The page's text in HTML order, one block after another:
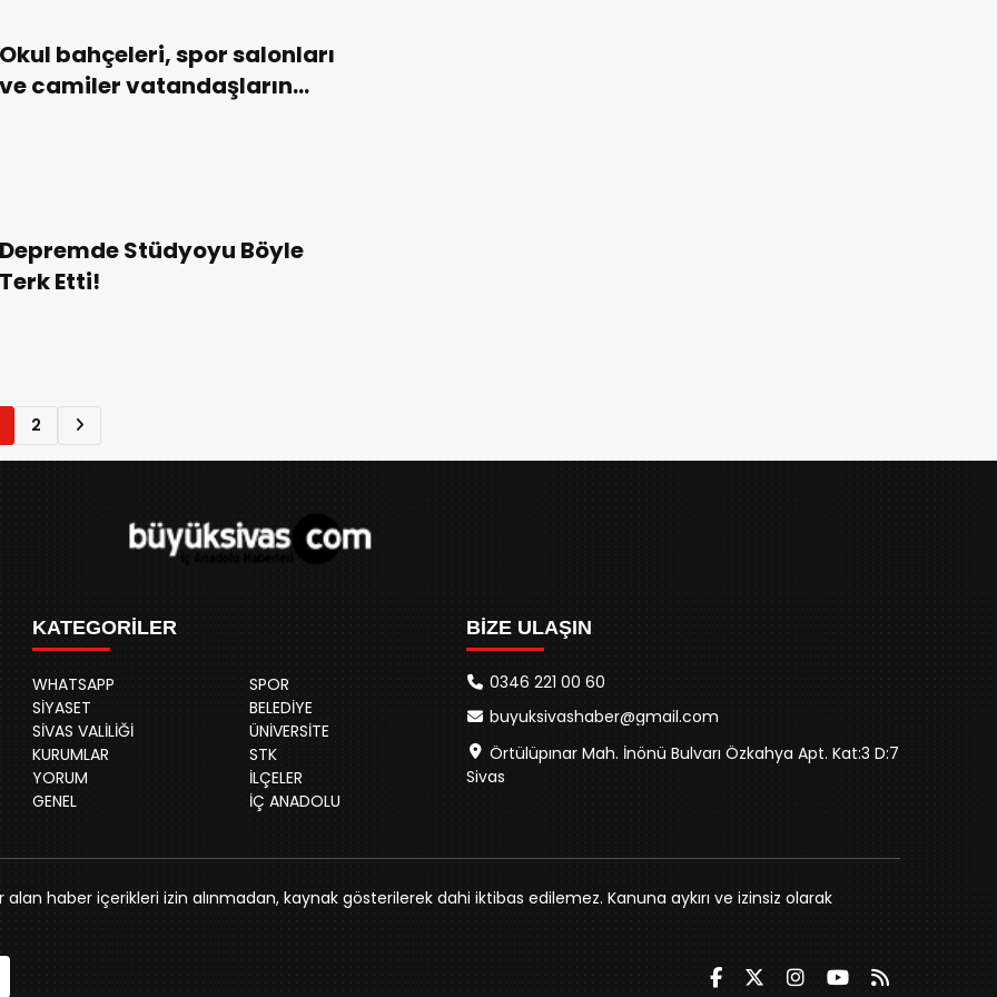
Okul bahçeleri, spor salonları
ve camiler vatandaşların
Depremde Stüdyoyu Böyle
Terk Etti!
2
KATEGORİLER
WHATSAPP
SPOR
SİYASET
BELEDİYE
SİVAS VALİLİĞİ
ÜNİVERSİTE
KURUMLAR
STK
YORUM
İLÇELER
GENEL
İÇ ANADOLU
BİZE ULAŞIN
0346 221 00 60
buyuksivashaber@gmail.com
Örtülüpınar Mah. İnönü Bulvarı Özkahya Apt. Kat:3 D:7
Sivas
alan haber içerikleri izin alınmadan, kaynak gösterilerek dahi iktibas edilemez. Kanuna aykırı ve izinsiz olarak